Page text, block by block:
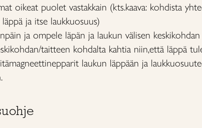
oikeat puolet vastakkain (kts.kaava: kohdista
ja itse laukkuosuus)
ja ompele läpän ja laukun välisen
taitteen kohdalta kahtia niin,että läppä
laukun läppään ja